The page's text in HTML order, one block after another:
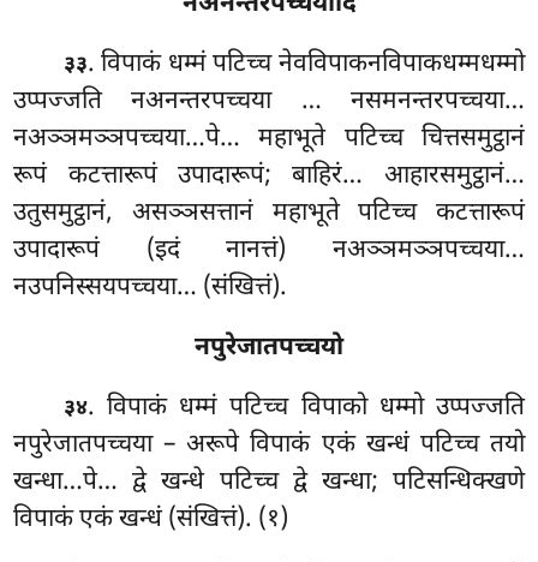
३३. विपाकं धम्मं पटिच्च नेवविपाकनविपाकधम्मधम्मो
उप्पज्जति नअनन्तरपच्चया … नसमनन्तरपच्चया…
नअञ्ञमञ्ञपच्चया…पे… महाभूते पटिच्च चित्तसमुट्ठानं
रूपं कटत्तारूपं उपादारूपं; बाहिरं… आहारसमुट्ठानं…
उतुसमुट्ठानं, असञ्ञसत्तानं महाभूते पटिच्च कटत्तारूपं
उपादारूपं (इदं नानत्तं) नअञ्ञमञ्ञपच्चया…
नउपनिस्सयपच्चया… (संखित्तं).
नपुरेजातपच्चयो
३४. विपाकं धम्मं पटिच्च विपाको धम्मो उप्पज्जति
नपुरेजातपच्चया – अरूपे विपाकं एकं खन्धं पटिच्च तयो
खन्धा…पे… द्वे खन्धे पटिच्च द्वे खन्धा; पटिसन्धिक्खणे
विपाकं एकं खन्धं (संखित्तं). (१)